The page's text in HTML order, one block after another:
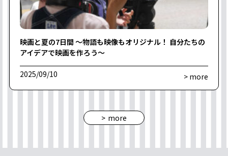
映画と夏の7日間 〜物語も映像もオリジナル！ 自分たちの
アイデアで映画を作ろう〜
2025/09/10 > more
more